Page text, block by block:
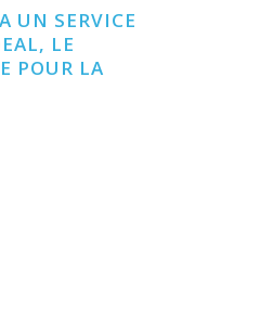
UN SERVICE
LE
POUR LA